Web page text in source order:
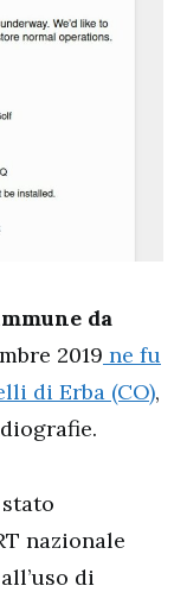
da
2019 ne fu
di Erba (CO),
nazionale
di